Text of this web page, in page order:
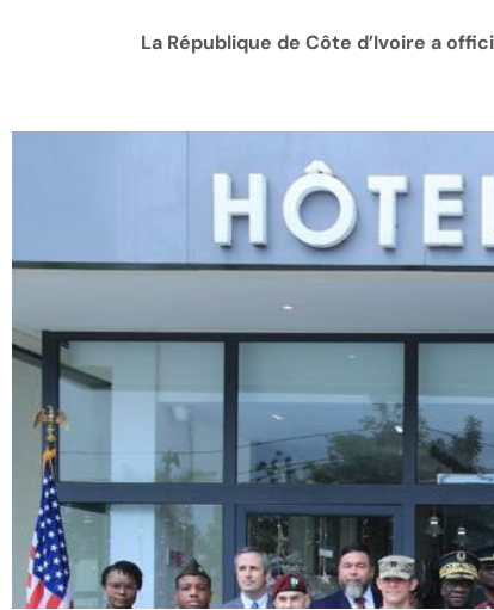
La République de Côte d’Ivoire a